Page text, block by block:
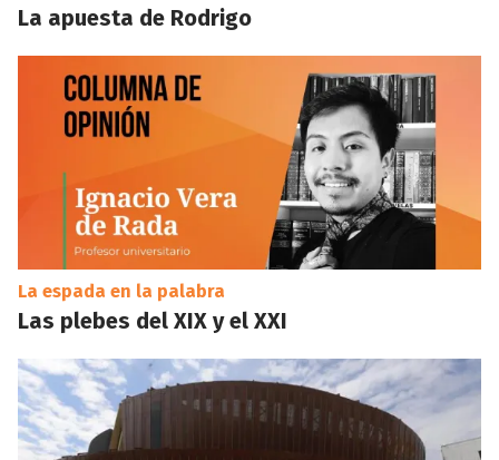
La apuesta de Rodrigo
La espada en la palabra
Las plebes del XIX y el XXI